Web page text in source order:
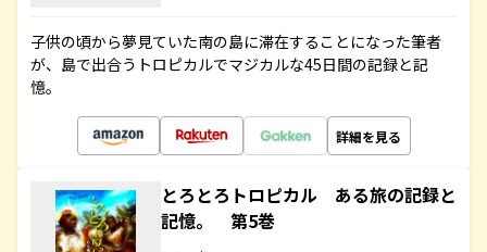
子供の頃から夢見ていた南の島に滞在することになった筆者
が、島で出合うトロピカルでマジカルな45日間の記録と記
憶。
詳細を見る
とろとろトロピカル ある旅の記録と
記憶。 第5巻